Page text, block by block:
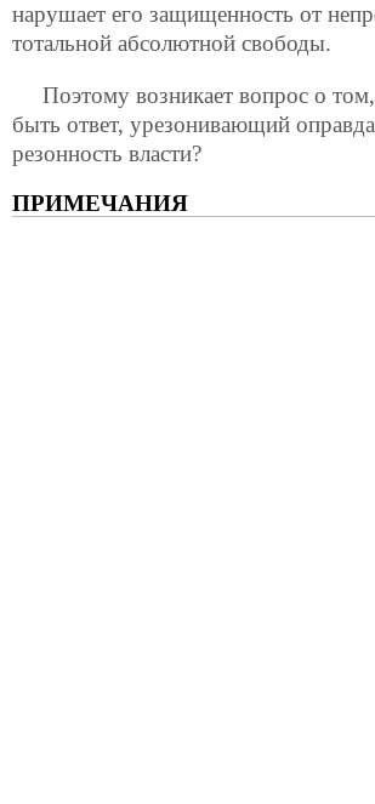
нарушает его защищенность от
тотальной абсолютной свободы.
Поэтому возникает вопрос о
быть ответ, урезонивающий
резонность власти?
ПРИМЕЧАНИЯ